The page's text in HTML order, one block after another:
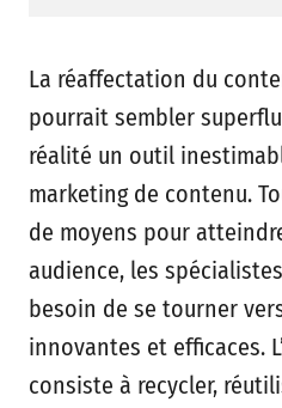
La réaffectation du
pourrait sembler
réalité un outil
marketing de contenu.
de moyens pour
audience, les
besoin de se tourner
innovantes et efficaces.
consiste à recycler,